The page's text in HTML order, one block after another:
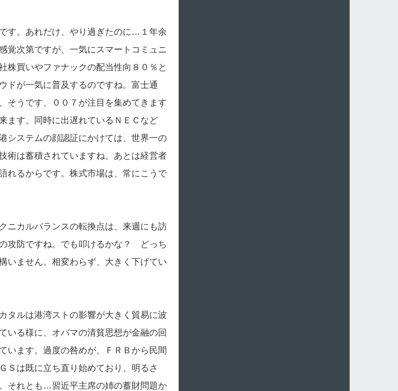
す。あれだけ、やり過ぎたのに…１年余
覚次第ですが、一気にスマートコミュニ
株買いやファナックの配当性向８０％と
ドが一気に普及するのですね。富士通
そうです、００７が注目を集めてきます
ます。同時に出遅れているＮＥＣなど
システムの顔認証にかけては、世界一の
術は蓄積されていますね。あとは経営者
れるからです。株式市場は、常にこうで
ニカルバランスの転換点は、来週にも訪
攻防ですね。でも叩けるかな？ どっち
いません。相変わらず、大きく下げてい
ルは港湾ストの影響が大きく貿易に波
いる様に、オバマの清貧思想が金融の回
います。過度の咎めが、ＦＲＢから民間
Ｓは既に立ち直り始めており、明るさ
それとも…習近平主席の姉の蓄財問題か